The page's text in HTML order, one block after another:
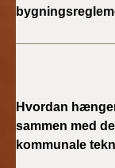
2020)
2020)
BR18 (1/1-
Hvordan
sammen med
kommunale